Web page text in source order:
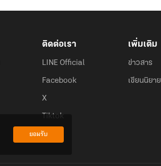
ติดต่อเรา
LINE Official
Facebook
X
Tiktok
เพิ่มเติม
ข่าวสาร
เขียนนิยาย
ยอมรับ